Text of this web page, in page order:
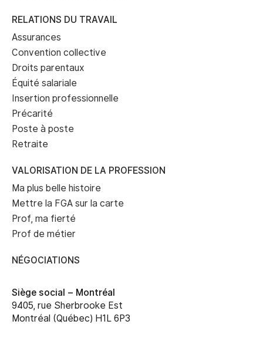
RELATIONS DU TRAVAIL
Assurances
Convention collective
Droits parentaux
Équité salariale
Insertion professionnelle
Précarité
Poste à poste
Retraite
VALORISATION DE LA PROFESSION
Ma plus belle histoire
Mettre la FGA sur la carte
Prof, ma fierté
Prof de métier
NÉGOCIATIONS
Siège social – Montréal
9405, rue Sherbrooke Est
Montréal (Québec) H1L 6P3